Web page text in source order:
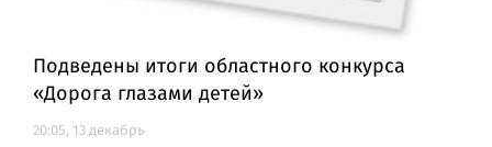
Подведены итоги областного конкурса
«Дорога глазами детей»
20:05, 13 декабрь